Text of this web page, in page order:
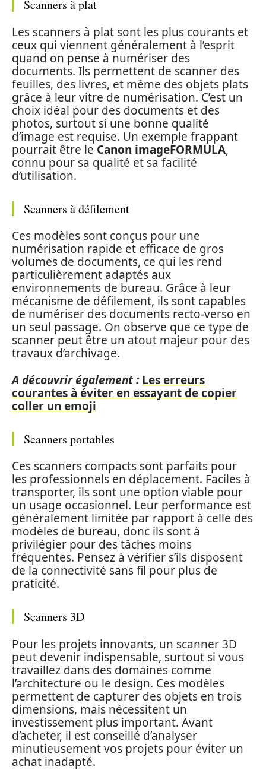
Scanners à plat
Les scanners à plat sont les plus courants et
ceux qui viennent généralement à l’esprit
quand on pense à numériser des
documents. Ils permettent de scanner des
feuilles, des livres, et même des objets plats
grâce à leur vitre de numérisation. C’est un
choix idéal pour des documents et des
photos, surtout si une bonne qualité
d’image est requise. Un exemple frappant
pourrait être le Canon imageFORMULA,
connu pour sa qualité et sa facilité
d’utilisation.
Scanners à défilement
Ces modèles sont conçus pour une
numérisation rapide et efficace de gros
volumes de documents, ce qui les rend
particulièrement adaptés aux
environnements de bureau. Grâce à leur
mécanisme de défilement, ils sont capables
de numériser des documents recto-verso en
un seul passage. On observe que ce type de
scanner peut être un atout majeur pour des
travaux d’archivage.
A découvrir également : Les erreurs
courantes à éviter en essayant de copier
coller un emoji
Scanners portables
Ces scanners compacts sont parfaits pour
les professionnels en déplacement. Faciles à
transporter, ils sont une option viable pour
un usage occasionnel. Leur performance est
généralement limitée par rapport à celle des
modèles de bureau, donc ils sont à
privilégier pour des tâches moins
fréquentes. Pensez à vérifier s’ils disposent
de la connectivité sans fil pour plus de
praticité.
Scanners 3D
Pour les projets innovants, un scanner 3D
peut devenir indispensable, surtout si vous
travaillez dans des domaines comme
l’architecture ou le design. Ces modèles
permettent de capturer des objets en trois
dimensions, mais nécessitent un
investissement plus important. Avant
d’acheter, il est conseillé d’analyser
minutieusement vos projets pour éviter un
achat inadapté.